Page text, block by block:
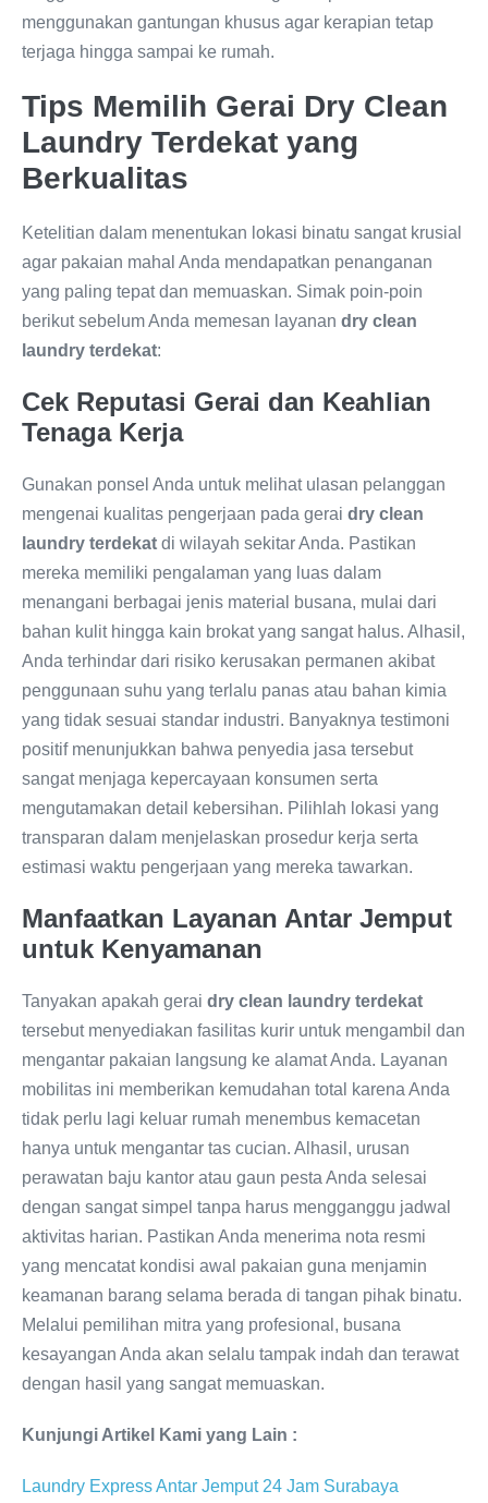
menggunakan gantungan khusus agar kerapian tetap
terjaga hingga sampai ke rumah.
Tips Memilih Gerai Dry Clean
Laundry Terdekat yang
Berkualitas
Ketelitian dalam menentukan lokasi binatu sangat krusial
agar pakaian mahal Anda mendapatkan penanganan
yang paling tepat dan memuaskan. Simak poin-poin
berikut sebelum Anda memesan layanan dry clean
laundry terdekat:
Cek Reputasi Gerai dan Keahlian
Tenaga Kerja
Gunakan ponsel Anda untuk melihat ulasan pelanggan
mengenai kualitas pengerjaan pada gerai dry clean
laundry terdekat di wilayah sekitar Anda. Pastikan
mereka memiliki pengalaman yang luas dalam
menangani berbagai jenis material busana, mulai dari
bahan kulit hingga kain brokat yang sangat halus. Alhasil,
Anda terhindar dari risiko kerusakan permanen akibat
penggunaan suhu yang terlalu panas atau bahan kimia
yang tidak sesuai standar industri. Banyaknya testimoni
positif menunjukkan bahwa penyedia jasa tersebut
sangat menjaga kepercayaan konsumen serta
mengutamakan detail kebersihan. Pilihlah lokasi yang
transparan dalam menjelaskan prosedur kerja serta
estimasi waktu pengerjaan yang mereka tawarkan.
Manfaatkan Layanan Antar Jemput
untuk Kenyamanan
Tanyakan apakah gerai dry clean laundry terdekat
tersebut menyediakan fasilitas kurir untuk mengambil dan
mengantar pakaian langsung ke alamat Anda. Layanan
mobilitas ini memberikan kemudahan total karena Anda
tidak perlu lagi keluar rumah menembus kemacetan
hanya untuk mengantar tas cucian. Alhasil, urusan
perawatan baju kantor atau gaun pesta Anda selesai
dengan sangat simpel tanpa harus mengganggu jadwal
aktivitas harian. Pastikan Anda menerima nota resmi
yang mencatat kondisi awal pakaian guna menjamin
keamanan barang selama berada di tangan pihak binatu.
Melalui pemilihan mitra yang profesional, busana
kesayangan Anda akan selalu tampak indah dan terawat
dengan hasil yang sangat memuaskan.
Kunjungi Artikel Kami yang Lain :
Laundry Express Antar Jemput 24 Jam Surabaya